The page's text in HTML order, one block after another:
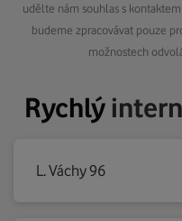
udělte nám souhlas s
budeme zpracovávat pouze
možnostech
Rychlý
L. Váchy 96